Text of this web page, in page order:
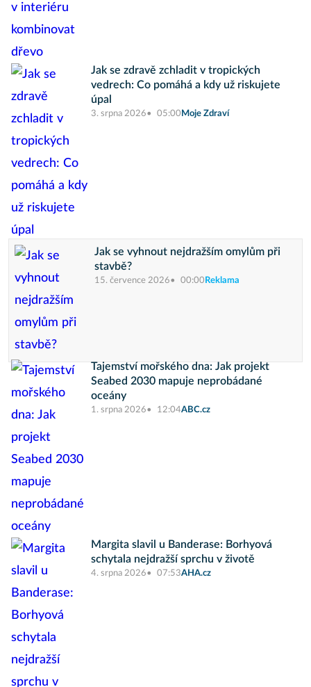
Jak se zdravě zchladit v tropických
vedrech: Co pomáhá a kdy už riskujete
úpal
3. srpna 2026 05:00 Moje Zdraví
Jak se vyhnout nejdražším omylům při
stavbě?
15. července 2026 00:00 Reklama
Tajemství mořského dna: Jak projekt
Seabed 2030 mapuje neprobádané
oceány
1. srpna 2026 12:04ABC.cz
Margita slavil u Banderase: Borhyová
schytala nejdražší sprchu v životě
4. srpna 2026 07:53AHA.cz